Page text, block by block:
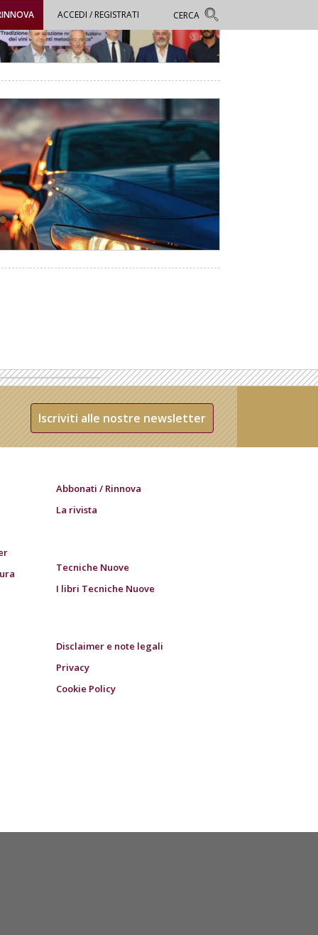
ACCEDI / REGISTRATI
Iscriviti alle nostre newsletter
Abbonati / Rinnova
La rivista
Tecniche Nuove
I libri Tecniche Nuove
Disclaimer e note legali
Privacy
Cookie Policy